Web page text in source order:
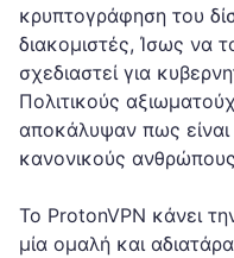
κρυπτογράφηση του
διακομιστές, Ίσως να
σχεδιαστεί για
Πολιτικούς
αποκάλυψαν πως είναι
κανονικούς
Το ProtonVPN κάνει
μία ομαλή και